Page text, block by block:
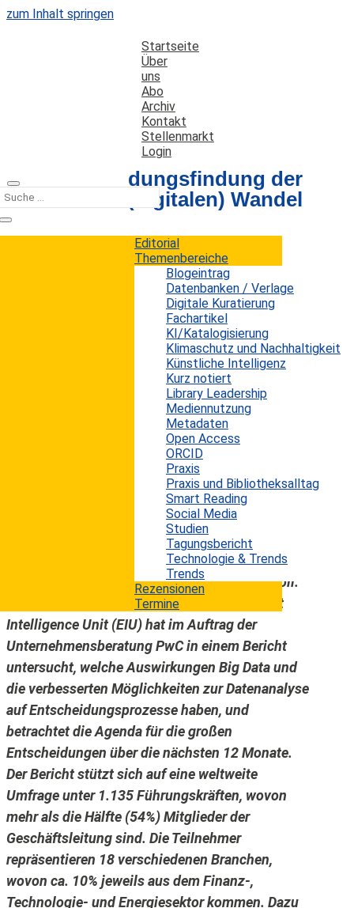
zum Inhalt springen
Startseite
Über
uns
Abo
Archiv
Kontakt
Stellenmarkt
Login
Editorial
Themenbereiche
Blogeintrag
Datenbanken / Verlage
Digitale Kuratierung
Fachartikel
KI/Katalogisierung
Klimaschutz und Nachhaltigkeit
Künstliche Intelligenz
Kurz notiert
Library Leadership
Mediennutzung
Metadaten
Open Access
ORCID
Praxis
Praxis und Bibliotheksalltag
Smart Reading
Social Media
Studien
Tagungsbericht
Technologie & Trends
Trends
Rezensionen
Termine
Die Entscheidungsfindung der
Chefs ist im (digitalen) Wandel
Autor: Erwin König
Große Datenmengen und Datenanalyse haben in
den letzten Jahren tiefe Spuren in der Wirtschaft
hinterlassen. Die Zeiten, als Firmenchefs spontan
aus einem Bauchgefühl heraus z.B. einen
Firmenzukauf getätigt haben, sind grundsätzlich
vorbei. Heute werden keine Entscheidungen mehr
getroffen, ohne dass auf irgendwelchen Stufen
Daten vorher eingeflossen sind. Viele
Firmenchefs können heute auf eine große Menge
von aufbereiteten Informationen zurückgreifen,
bevor sie eine wichtige Entscheidung ("Big
decision") treffen, in welche strategische
Richtung sich ihr Unternehmen entwickeln soll.
Das Wirtschafsforschungsinstitut Economist
Intelligence Unit (EIU) hat im Auftrag der
Unternehmensberatung PwC in einem Bericht
untersucht, welche Auswirkungen Big Data und
die verbesserten Möglichkeiten zur Datenanalyse
auf Entscheidungsprozesse haben, und
betrachtet die Agenda für die großen
Entscheidungen über die nächsten 12 Monate.
Der Bericht stützt sich auf eine weltweite
Umfrage unter 1.135 Führungskräften, wovon
mehr als die Hälfte (54%) Mitglieder der
Geschäftsleitung sind. Die Teilnehmer
repräsentieren 18 verschiedenen Branchen,
wovon ca. 10% jeweils aus dem Finanz-,
Technologie- und Energiesektor kommen. Dazu